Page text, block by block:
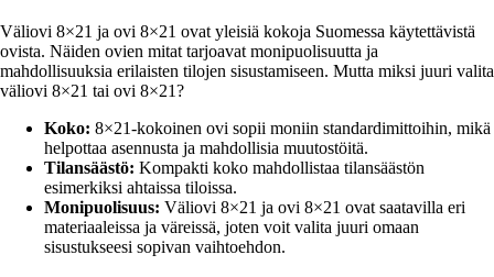
Väliovi 8×21 ja ovi 8×21 ovat yleisiä kokoja Suomessa käytettävistä
ovista. Näiden ovien mitat tarjoavat monipuolisuutta ja
mahdollisuuksia erilaisten tilojen sisustamiseen. Mutta miksi juuri valita
väliovi 8×21 tai ovi 8×21?
Koko: 8×21-kokoinen ovi sopii moniin standardimittoihin, mikä
helpottaa asennusta ja mahdollisia muutostöitä.
Tilansäästö: Kompakti koko mahdollistaa tilansäästön
esimerkiksi ahtaissa tiloissa.
Monipuolisuus: Väliovi 8×21 ja ovi 8×21 ovat saatavilla eri
materiaaleissa ja väreissä, joten voit valita juuri omaan
sisustukseesi sopivan vaihtoehdon.